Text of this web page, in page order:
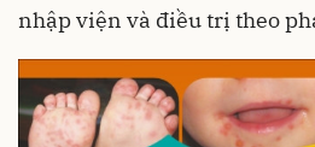
nhập viện và điều trị theo